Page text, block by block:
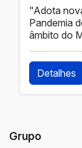
"Adota
Pandemia
âmbito do
Detalhes
Grupo